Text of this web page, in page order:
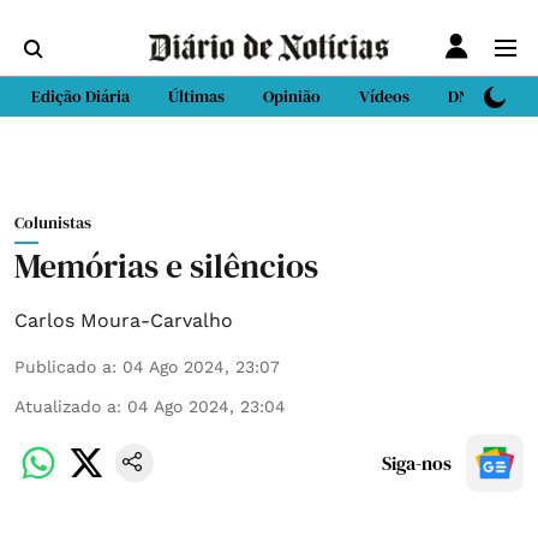
Edição Diária Últimas Opinião Vídeos DN Sport
Colunistas
Memórias e silêncios
Carlos Moura-Carvalho
Publicado a: 04 Ago 2024, 23:07
Atualizado a: 04 Ago 2024, 23:04
Siga-nos